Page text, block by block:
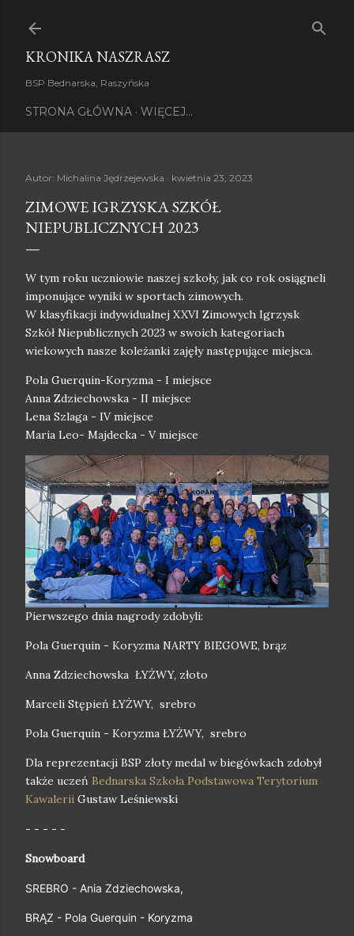
KRONIKA NASZRASZ
BSP Bednarska, Raszyńska
STRONA GŁÓWNA WIĘCEJ…
Autor: Michalina Jędrzejewska kwietnia 23, 2023
ZIMOWE IGRZYSKA SZKÓŁ
NIEPUBLICZNYCH 2023
W tym roku uczniowie naszej szkoły, jak co rok osiągneli
imponujące wyniki w sportach zimowych.
W klasyfikacji indywidualnej XXVI Zimowych Igrzysk
Szkół Niepublicznych 2023 w swoich kategoriach
wiekowych nasze koleżanki zajęły następujące miejsca.
Pola Guerquin-Koryzma - I miejsce
Anna Zdziechowska - II miejsce
Lena Szlaga - IV miejsce
Maria Leo- Majdecka - V miejsce
Pierwszego dnia nagrody zdobyli:
Pola Guerquin - Koryzma NARTY BIEGOWE, brąz
Anna Zdziechowska ŁYŻWY, złoto
Marceli Stępień ŁYŻWY, srebro
Pola Guerquin - Koryzma ŁYŻWY, srebro
Dla reprezentacji BSP złoty medal w biegówkach zdobył
także uczeń Bednarska Szkoła Podstawowa Terytorium
Kawalerii Gustaw Leśniewski
- - - - -
Snowboard
SREBRO - Ania Zdziechowska,
BRĄZ - Pola Guerquin - Koryzma